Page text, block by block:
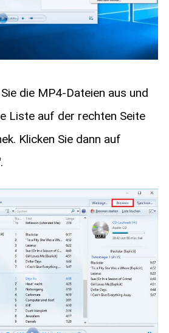
die MP4-Dateien aus und
Liste auf der rechten Seite
Klicken Sie dann auf
.